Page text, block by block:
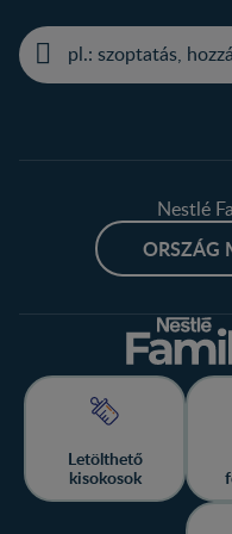
Nestlé
ORSZÁG
Letölthető
kisokosok